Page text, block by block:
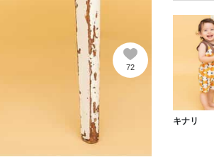
72
キナリ